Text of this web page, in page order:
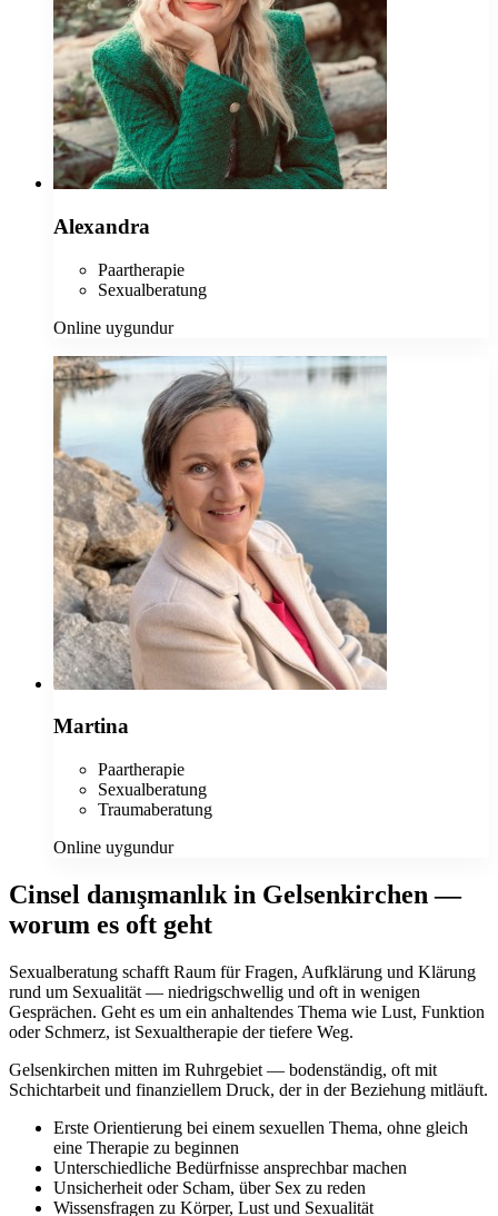
Alexandra
Paartherapie
Sexualberatung
Online uygundur
Martina
Paartherapie
Sexualberatung
Traumaberatung
Online uygundur
Cinsel danışmanlık in Gelsenkirchen —
worum es oft geht
Sexualberatung schafft Raum für Fragen, Aufklärung und Klärung
rund um Sexualität — niedrigschwellig und oft in wenigen
Gesprächen. Geht es um ein anhaltendes Thema wie Lust, Funktion
oder Schmerz, ist Sexualtherapie der tiefere Weg.
Gelsenkirchen mitten im Ruhrgebiet — bodenständig, oft mit
Schichtarbeit und finanziellem Druck, der in der Beziehung mitläuft.
Erste Orientierung bei einem sexuellen Thema, ohne gleich
eine Therapie zu beginnen
Unterschiedliche Bedürfnisse ansprechbar machen
Unsicherheit oder Scham, über Sex zu reden
Wissensfragen zu Körper, Lust und Sexualität